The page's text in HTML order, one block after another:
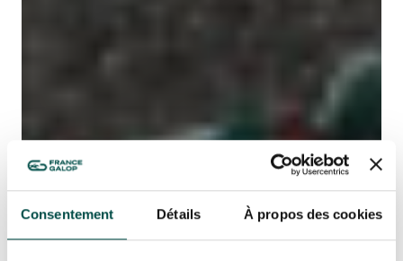
Consentement Détails À propos des cookies